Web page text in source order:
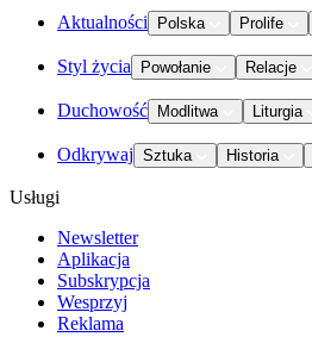
Aktualności Polska Prolife
Styl życia Powołanie Relacje
Duchowość Modlitwa Liturgia
Odkrywaj Sztuka Historia
Usługi
Newsletter
Aplikacja
Subskrypcja
Wesprzyj
Reklama